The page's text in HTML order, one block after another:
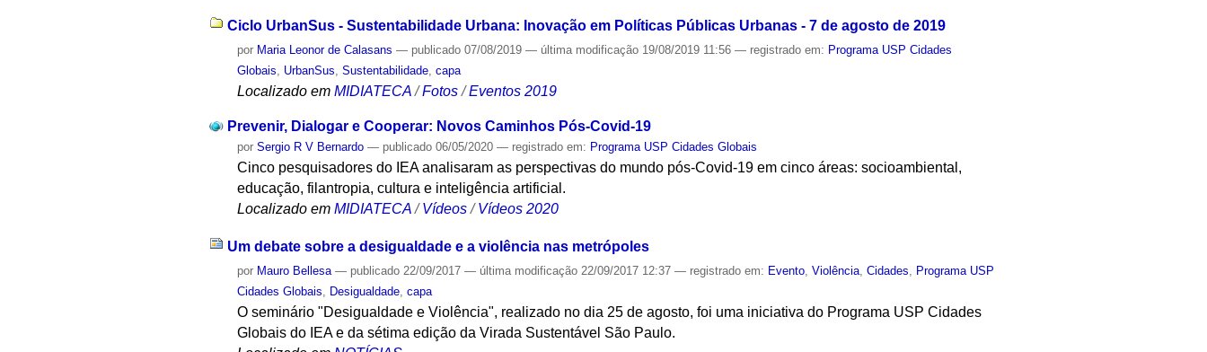
Ciclo UrbanSus - Sustentabilidade Urbana: Inovação em Políticas Públicas Urbanas - 7 de agosto de 2019
por Maria Leonor de Calasans — publicado 07/08/2019— última modificação 19/08/2019 11:56— registrado em: Programa USP Cidades
Globais
UrbanSus ,Sustentabilidade ,capa
Localizado em MIDIATECA /Fotos /Eventos 2019
Prevenir, Dialogar e Cooperar: Novos Caminhos Pós-Covid-19
porSergio R V Bernardo — publicado 06/05/2020— registrado em: Programa USP Cidades Globais
Cinco pesquisadores do IEA analisaram as perspectivas do mundo pós-Covid-19 em cinco áreas: socioambiental,
educação, filantropia, cultura e inteligência artificial.
Localizado em MIDIATECA /Vídeos /Vídeos 2020
Um debate sobre a desigualdade e a violência nas metrópoles
por Mauro Bellesa — publicado 22/09/2017— última modificação 22/09/2017 12:37— registrado em: Evento,Violência,Cidades, Programa USP
Cidades Globais, Desigualdade,capa
O seminário "Desigualdade e Violência", realizado no dia 25 de agosto, foi uma iniciativa do Programa USP Cidades
Globais do IEA e da sétima edição da Virada Sustentável São Paulo.